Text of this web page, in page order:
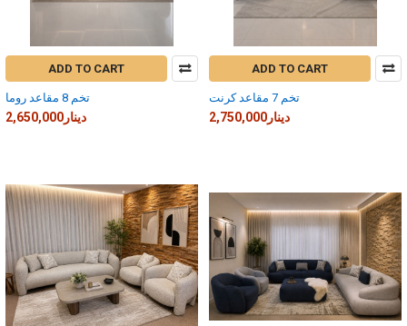
ADD TO CART
تخم 8 مقاعد روما
2,650,000دينار
ADD TO CART
تخم 7 مقاعد كرنت
2,750,000دينار